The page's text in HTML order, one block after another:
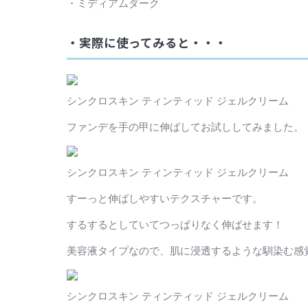
・ミディアムダーク
・実際に使ってみると・・・
シンクロスキン ティンティッド ジェルクリーム
ファンデを手の甲に伸ばしてお試ししてみました。
シンクロスキン ティンティッド ジェルクリーム
すーっと伸ばしやすいテクスチャーです。
するするとしていてつっぱりなく伸ばせます！
美容液タイプなので、肌に浸透するような馴染む感
シンクロスキン ティンティッド ジェルクリーム